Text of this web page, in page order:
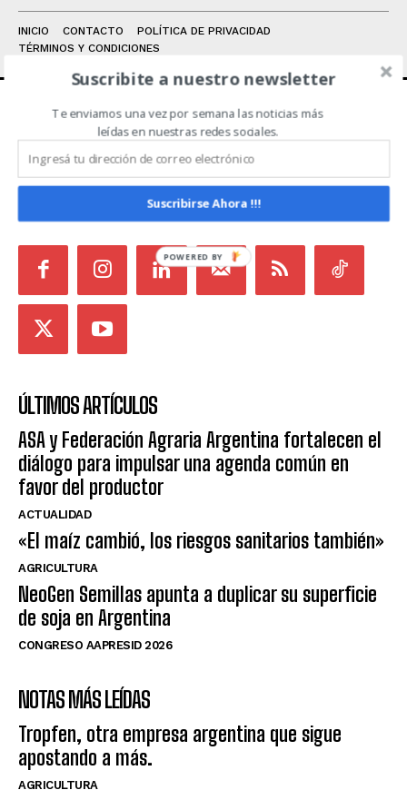
INICIO CONTACTO
POLÍTICA DE PRIVACIDAD
TÉRMINOS Y CONDICIONES
ACERCA DE NOSOTROS
Noticias de Campo es un medio independiente
focalizado en Redes Sociales que intenta aglutinar
todas las noticias del sector en un sólo lugar.
ÚLTIMOS ARTÍCULOS
ASA y Federación Agraria Argentina fortalecen el
diálogo para impulsar una agenda común en
favor del productor
ACTUALIDAD
«El maíz cambió, los riesgos sanitarios también»
AGRICULTURA
NeoGen Semillas apunta a duplicar su superficie
de soja en Argentina
CONGRESO AAPRESID 2026
NOTAS MÁS LEÍDAS
Tropfen, otra empresa argentina que sigue
apostando a más.
AGRICULTURA
Suscribite a nuestro newsletter
Te enviamos una vez por semana las noticias más
leídas en nuestras redes sociales.
Suscribirse Ahora !!!
POWERED BY